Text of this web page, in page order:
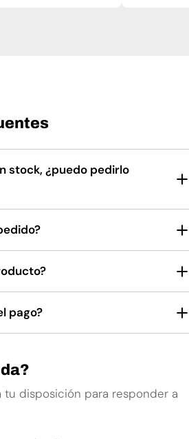
stock, ¿puedo pedirlo
pago?
tu disposición para responder a